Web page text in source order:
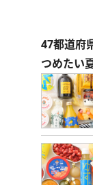
47都道府
つめたい